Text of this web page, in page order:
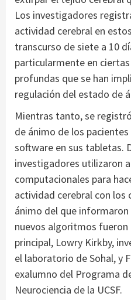
Los investigadores
actividad cerebral en
transcurso de siete a 10
particularmente en
profundas que se han
regulación del estado de
Mientras tanto, se
de ánimo de los
software en sus tabletas.
investigadores utilizaron
computacionales para
actividad cerebral con los
ánimo del que
nuevos algoritmos
principal, Lowry Kirkby,
el laboratorio de Sohal, y
exalumno del Programa
Neurociencia de la UCSF.